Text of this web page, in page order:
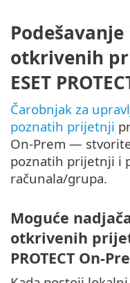
otkrivenih
ESET
Čarobnjak za
poznatih prijetnji
On-Prem —
poznatih prijetnji i
računala/grupa.
Moguće
otkrivenih
PROTECT On-